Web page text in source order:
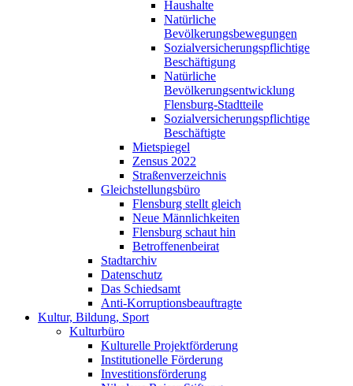
Haushalte
Natürliche
Bevölkerungsbewegungen
Sozialversicherungspflichtige
Beschäftigung
Natürliche
Bevölkerungsentwicklung
Flensburg-Stadtteile
Sozialversicherungspflichtige
Beschäftigte
Mietspiegel
Zensus 2022
Straßenverzeichnis
Gleichstellungsbüro
Flensburg stellt gleich
Neue Männlichkeiten
Flensburg schaut hin
Betroffenenbeirat
Stadtarchiv
Datenschutz
Das Schiedsamt
Anti-Korruptionsbeauftragte
Kultur, Bildung, Sport
Kulturbüro
Kulturelle Projektförderung
Institutionelle Förderung
Investitionsförderung